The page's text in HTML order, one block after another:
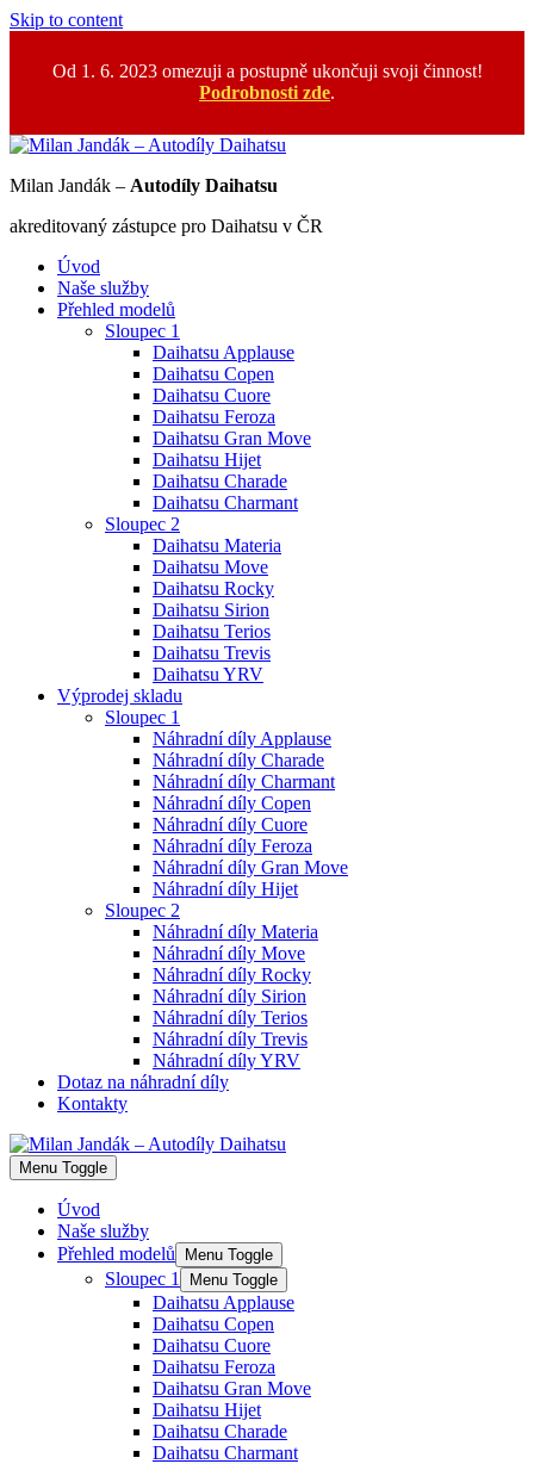
Skip to content
Od 1. 6. 2023 omezuji a postupně ukončuji svoji činnost!
Podrobnosti zde.
Milan Jandák – Autodíly Daihatsu
akreditovaný zástupce pro Daihatsu v ČR
Úvod
Naše služby
Přehled modelů
Sloupec 1
Daihatsu Applause
Daihatsu Copen
Daihatsu Cuore
Daihatsu Feroza
Daihatsu Gran Move
Daihatsu Hijet
Daihatsu Charade
Daihatsu Charmant
Sloupec 2
Daihatsu Materia
Daihatsu Move
Daihatsu Rocky
Daihatsu Sirion
Daihatsu Terios
Daihatsu Trevis
Daihatsu YRV
Výprodej skladu
Sloupec 1
Náhradní díly Applause
Náhradní díly Charade
Náhradní díly Charmant
Náhradní díly Copen
Náhradní díly Cuore
Náhradní díly Feroza
Náhradní díly Gran Move
Náhradní díly Hijet
Sloupec 2
Náhradní díly Materia
Náhradní díly Move
Náhradní díly Rocky
Náhradní díly Sirion
Náhradní díly Terios
Náhradní díly Trevis
Náhradní díly YRV
Dotaz na náhradní díly
Kontakty
Menu Toggle
Úvod
Naše služby
Přehled modelů
Menu Toggle
Sloupec 1 Menu Toggle
Daihatsu Applause
Daihatsu Copen
Daihatsu Cuore
Daihatsu Feroza
Daihatsu Gran Move
Daihatsu Hijet
Daihatsu Charade
Daihatsu Charmant